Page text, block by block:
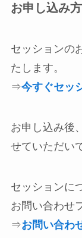
お申し込み
セッションの
たします。
⇒今すぐセッ
お申し込み後
せていただい
セッションに
お問い合わせ
⇒お問い合わ